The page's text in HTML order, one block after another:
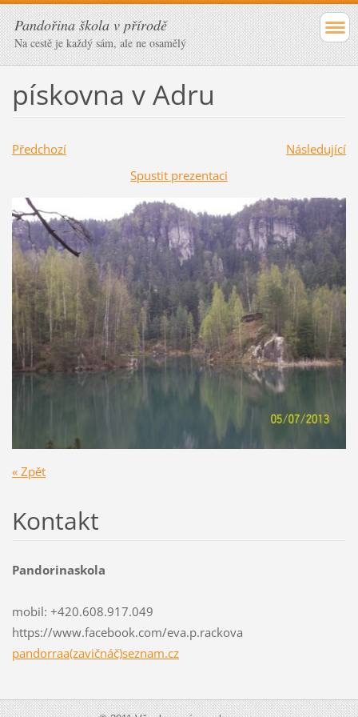
Pandořina škola v přírodě
Na cestě je každý sám, ale ne osamělý
pískovna v Adru
Předchozí
Následující
Spustit prezentaci
« Zpět
Kontakt
Pandorinaskola
mobil: +420.608.917.049
https://www.facebook.com/eva.p.rackova
pandorraa(zavičnáč)seznam.cz